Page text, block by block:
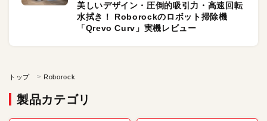
美しいデザイン・圧倒的吸引力・高速回転
水拭き！ Roborockのロボット掃除機
「Qrevo Curv」実機レビュー
トップ Roborock
製品カテゴリ